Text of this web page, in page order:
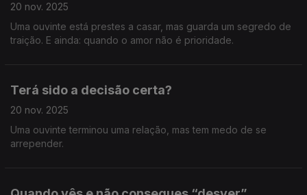
20 nov. 2025
Uma ouvinte está prestes a casar, mas guarda um segredo de
traição. E ainda: quando o amor não é prioridade.
Terá sido a decisão certa?
20 nov. 2025
Uma ouvinte terminou uma relação, mas tem medo de se
arrepender.